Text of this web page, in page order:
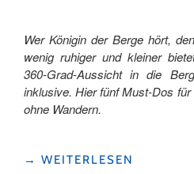
Wer Königin der Berge hört,
wenig ruhiger und kleiner
360-Grad-Aussicht in die
inklusive. Hier fünf Must-Dos
ohne Wandern.
"SCHEIDEGG:
→ WEITERLESEN